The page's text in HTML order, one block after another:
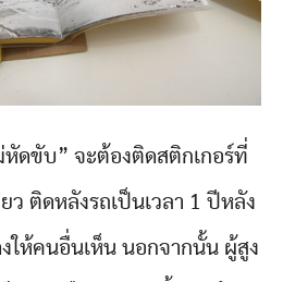
ดขับ” จะต้องติดสติกเกอร์ที่
ว ติดหลังรถเป็นเวลา 1 ปีหลัง
ให้คนอื่นเห็น นอกจากนั้น ผู้สูง